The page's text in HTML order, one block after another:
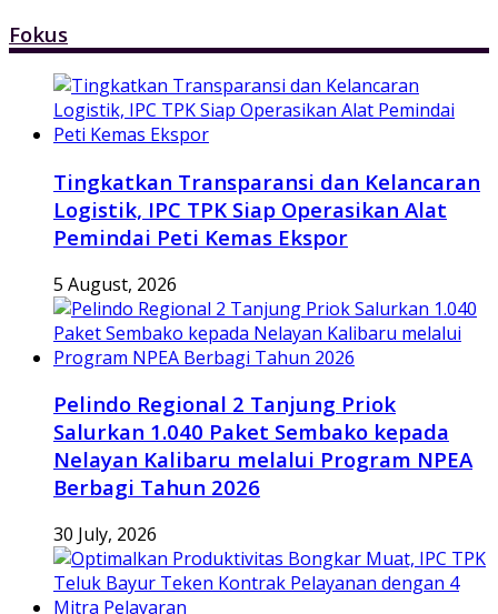
Fokus
Tingkatkan Transparansi dan Kelancaran
Logistik, IPC TPK Siap Operasikan Alat
Pemindai Peti Kemas Ekspor
5 August, 2026
Pelindo Regional 2 Tanjung Priok
Salurkan 1.040 Paket Sembako kepada
Nelayan Kalibaru melalui Program NPEA
Berbagi Tahun 2026
30 July, 2026